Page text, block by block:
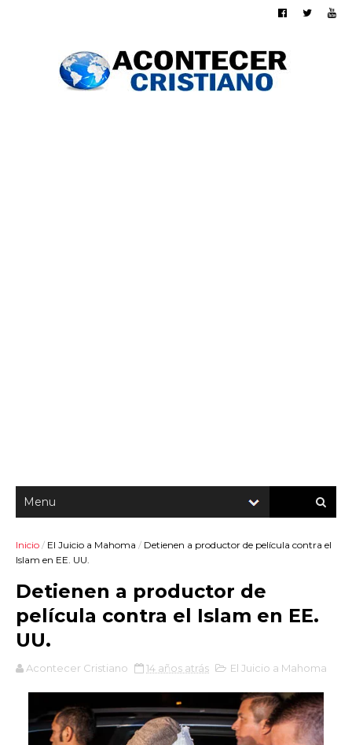
Inicio / El Juicio a Mahoma / Detienen a productor de película contra el
Islam en EE. UU.
Detienen a productor de
película contra el Islam en EE.
UU.
Acontecer Cristiano 14 años atrás El Juicio a Mahoma